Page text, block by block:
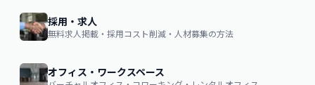
採用・求人
無料求人掲載・採用コスト削減・人材募集の方法
オフィス・ワークスペース